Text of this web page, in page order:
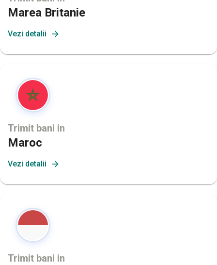
Marea Britanie
Vezi detalii
Trimit bani in
Maroc
Vezi detalii
Trimit bani in